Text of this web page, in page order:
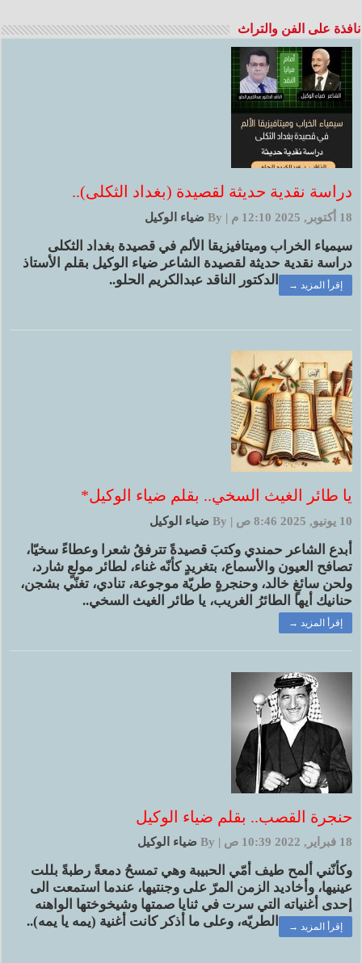
نافذة على الفن والتراث
دراسة نقدية حديثة لقصيدة (بغداد الثكلى)..
18 أكتوبر, 2025 12:10 م |
By ضياء الوكيل
سيمياء الخراب وميتافيزيقا الألم في قصيدة بغداد الثكلى
دراسة نقدية حديثة لقصيدة الشاعر ضياء الوكيل بقلم الأستاذ
الدكتور الناقد عبدالكريم الحلو..
إقرأ المزيد →
يا طائر الغيث السخي.. بقلم ضياء الوكيل*
10 يونيو, 2025 8:46 ص |
By ضياء الوكيل
أبدع الشاعر حمندي وكتبَ قصيدةً تترفقُ شعرا وعطاءً سخيّا،
تصافح العيون والأسماع، بتغريدٍ كأنّه غناء، لطائر مولعٍ شارد،
ولحن سائغٍ خالد، وحنجرةٍ طريّة موجوعة، تنادي، تغنّي بشجن،
حنانيك أيها الطائرُ الغريب، يا طائر الغيث السخي..
إقرأ المزيد →
حنجرة القصب.. بقلم ضياء الوكيل
18 فبراير, 2022 10:39 ص |
By ضياء الوكيل
وكأنّني ألمح طيف أمّي الحبيبة وهي تمسحُ دمعةً رطبةً بللت
عينيها، وأخاديد الزمن المرّ على وجنتيها، عندما استمعت الى
إحدى أغنياته التي سرت في ثنايا صمتها وشيخوختها الواهنه
الطريّه، وعلى ما أذكر كانت أغنية (يمه يا يمه)..
إقرأ المزيد →